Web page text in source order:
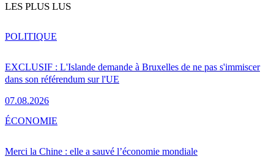
LES PLUS LUS
EXCLUSIF : L'Islande demande à Bruxelles de ne pas s'immiscer
dans son référendum sur l'UE
07.08.2026
POLITIQUE
Merci la Chine : elle a sauvé l’économie mondiale
ÉCONOMIE